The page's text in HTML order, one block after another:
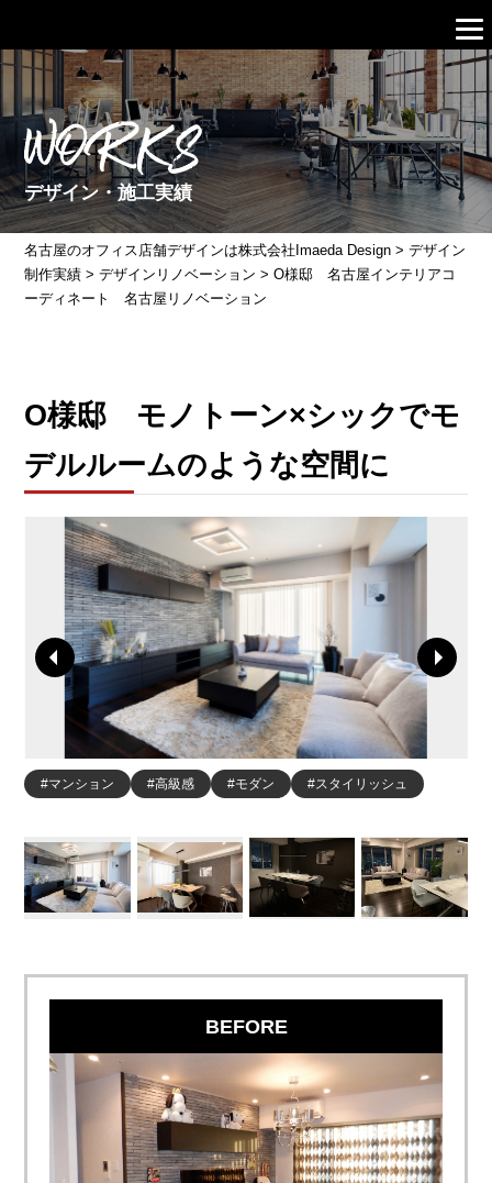
WORKS
デザイン・施工実績
名古屋のオフィス店舗デザインは株式会社Imaeda Design >デザイン
制作実績 >デザインリノベーション >O様邸 名古屋インテリアコ
ーディネート 名古屋リノベーション
O様邸 モノトーン×シックでモ
デルルームのような空間に
#マンション #高級感 #モダン #スタイリッシュ
BEFORE